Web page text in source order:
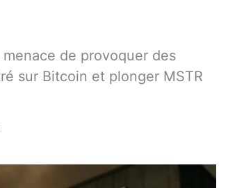
de provoquer des
sur Bitcoin et plonger MSTR